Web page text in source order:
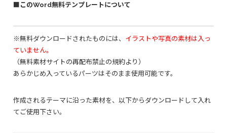
■このWord無料テンプレートについて
※無料ダウンロードされたものには、 イラストや写真の素材は入っ
ていません。
（無料素材サイトの再配布禁止の規約より）
あらかじめ入っているパーツはそのまま使用可能です。
作成されるテーマに沿った素材を、以下からダウンロードして入れ
てご使用下さい。